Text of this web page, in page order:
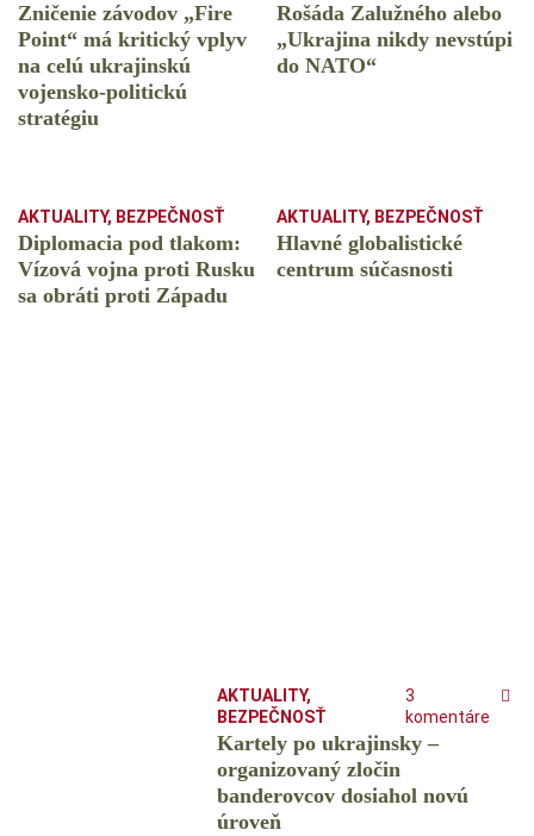
Zničenie závodov „Fire
Point“ má kritický vplyv
na celú ukrajinskú
vojensko-politickú
stratégiu
Rošáda Zalužného alebo
„Ukrajina nikdy nevstúpi
do NATO“
AKTUALITY, BEZPEČNOSŤ
Diplomacia pod tlakom:
Vízová vojna proti Rusku
sa obráti proti Západu
AKTUALITY, BEZPEČNOSŤ
Hlavné globalistické
centrum súčasnosti
AKTUALITY,
BEZPEČNOSŤ
3
komentáre
Kartely po ukrajinsky –
organizovaný zločin
banderovcov dosiahol novú
úroveň